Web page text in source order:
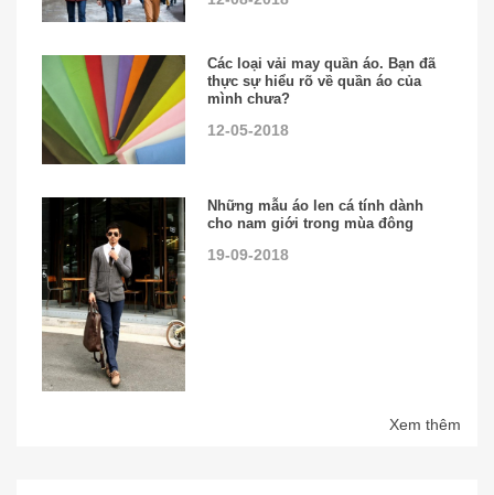
Các loại vải may quần áo. Bạn đã
thực sự hiểu rõ về quần áo của
mình chưa?
12-05-2018
Những mẫu áo len cá tính dành
cho nam giới trong mùa đông
19-09-2018
Xem thêm